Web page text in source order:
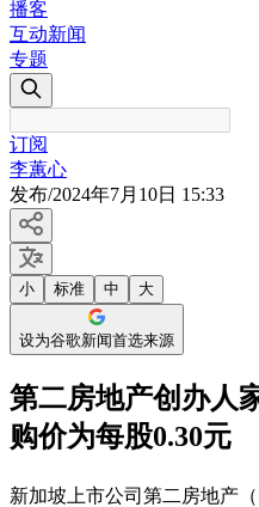
播客
互动新闻
专题
订阅
李蕙心
发布/2024年7月10日 15:33
小 标准 中 大
设为谷歌新闻首选来源
第二房地产创办人
购价为每股0.30元
新加坡上市公司第二房地产（